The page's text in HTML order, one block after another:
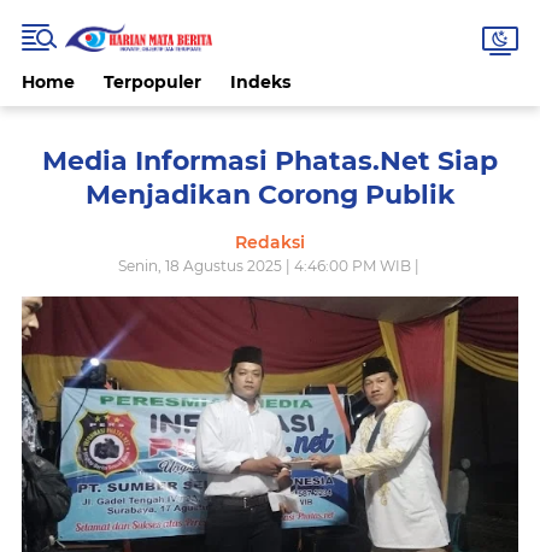
Home Terpopuler Indeks
Media Informasi Phatas.Net Siap
Menjadikan Corong Publik
Redaksi
Senin, 18 Agustus 2025 | 4:46:00 PM WIB |